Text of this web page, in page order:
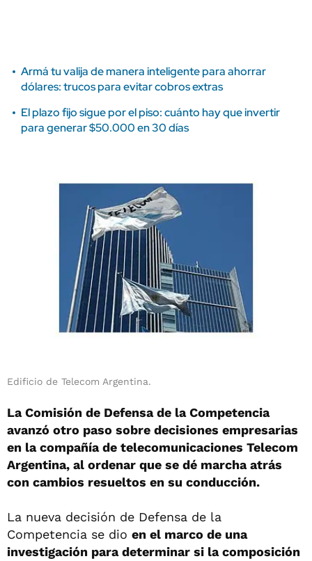
Armá tu valija de manera inteligente para ahorrar
dólares: trucos para evitar cobros extras
El plazo fijo sigue por el piso: cuánto hay que invertir
para generar $50.000 en 30 días
Edificio de Telecom Argentina.
La Comisión de Defensa de la Competencia
avanzó otro paso sobre decisiones empresarias
en la compañía de telecomunicaciones Telecom
Argentina, al ordenar que se dé marcha atrás
con cambios resueltos en su conducción.
La nueva decisión de Defensa de la
Competencia se dio en el marco de una
investigación para determinar si la composición